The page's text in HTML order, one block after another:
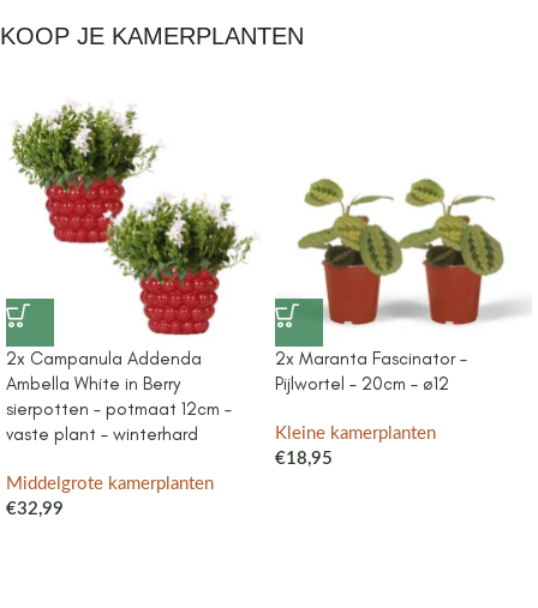
KOOP JE KAMERPLANTEN
2x Campanula Addenda
Ambella White in Berry
sierpotten – potmaat 12cm –
vaste plant – winterhard
Middelgrote kamerplanten
€32,99
2x Maranta Fascinator –
Pijlwortel – 20cm – ø12
Kleine kamerplanten
€18,95